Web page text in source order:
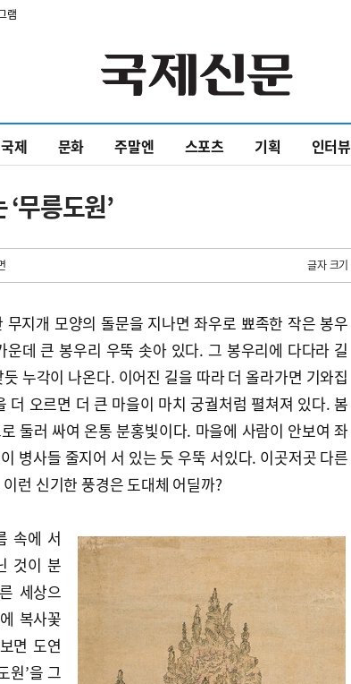
램
국제 문화 주말엔 스포츠 기획 인터뷰
무릉도원’
글자 크기
지개 모양의 돌문을 지나면 좌우로 뾰족한 작은 봉우
데 큰 봉우리 우뚝 솟아 있다. 그 봉우리에 다다라 길
누각이 나온다. 이어진 길을 따라 더 올라가면 기와집
더 오르면 더 큰 마을이 마치 궁궐처럼 펼쳐져 있다. 봄
둘러 싸여 온통 분홍빛이다. 마을에 사람이 안보여 좌
병사들 줄지어 서 있는 듯 우뚝 서있다. 이곳저곳 다른
런 신기한 풍경은 도대체 어딜까?
속에 서
것이 분
세상으
복사꽃
면 도연
원’을 그